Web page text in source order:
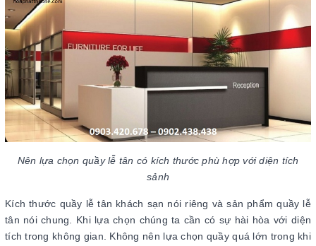
Nên lựa chọn quầy lễ tân có kích thước phù hợp với diện tích
sảnh
Kích thước quầy lễ tân khách sạn nói riêng và sản phẩm quầy lễ
tân nói chung. Khi lựa chọn chúng ta cần có sự hài hòa với diện
tích trong không gian. Không nên lựa chọn quầy quá lớn trong khi